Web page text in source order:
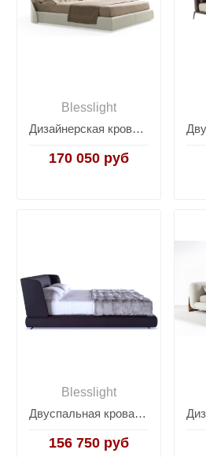
Blesslight
Дизайнерская кровать Altea
170 050 руб
Blesslight
Двуспальная кровать с широким изголовьем Reeves
156 750 руб